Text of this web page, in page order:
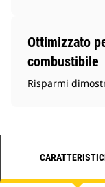
Ottimizzato
combustibile
Risparmi